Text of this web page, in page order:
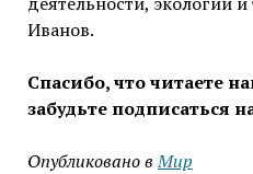
Иванов.
Спасибо, что читаете
забудьте подписаться
Опубликовано в Мир